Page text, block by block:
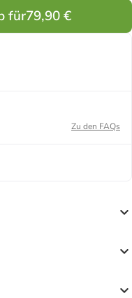
für79,90 €
Zu den FAQs